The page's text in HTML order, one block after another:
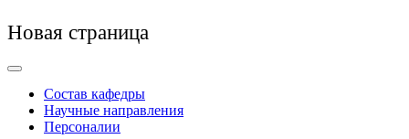
Новая страница
Состав кафедры
Научные направления
Персоналии